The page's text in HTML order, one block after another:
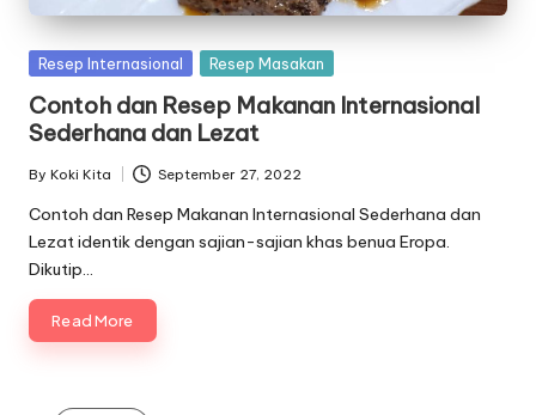
Posted
Resep Internasional Resep Masakan
Contoh dan Resep Makanan Internasional
Sederhana dan Lezat
Posted
by
By Koki Kita September 27, 2022
Contoh dan Resep Makanan Internasional Sederhana dan
Lezat identik dengan sajian-sajian khas benua Eropa.
Dikutip…
Read More